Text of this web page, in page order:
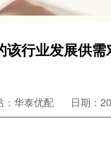
行业发展供
：华泰优配 日期：